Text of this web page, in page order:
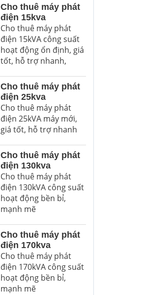
Cho thuê máy phát
điện 15kva
Cho thuê máy phát
điện 15kVA công suất
hoạt động ổn định, giá
tốt, hỗ trợ nhanh,
Cho thuê máy phát
điện 25kva
Cho thuê máy phát
điện 25kVA máy mới,
giá tốt, hỗ trợ nhanh
Cho thuê máy phát
điện 130kva
Cho thuê máy phát
điện 130kVA công suất
hoạt động bền bỉ,
mạnh mẽ
Cho thuê máy phát
điện 170kva
Cho thuê máy phát
điện 170kVA công suất
hoạt động bền bỉ,
mạnh mẽ